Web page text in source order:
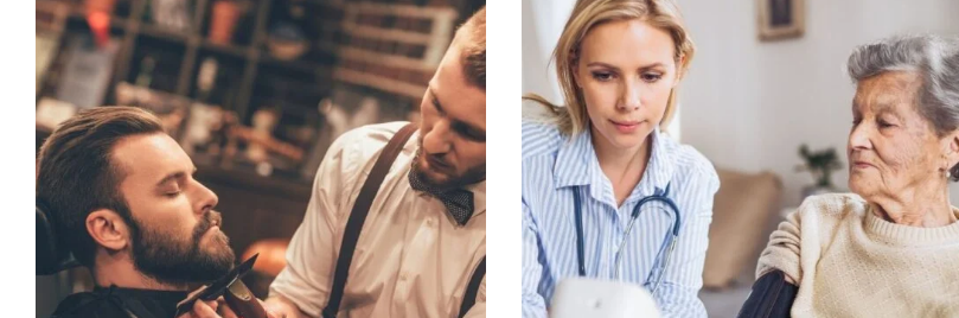
Inscrever
em
2025
Inscrever
em
2025